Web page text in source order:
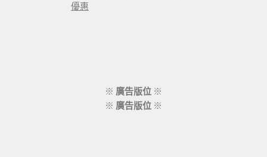
優惠
※ 廣告版位 ※
※ 廣告版位 ※